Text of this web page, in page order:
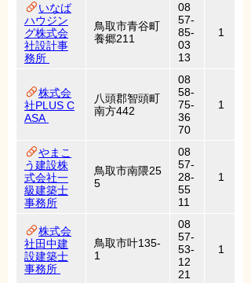
いなば
ハウジン
グ株式会
社設計事
務所
鳥取市青谷町
養郷211
08
57-
85-
03
13
1
株式会
社PLUS C
ASA
八頭郡智頭町
南方442
08
58-
75-
36
70
1
やまこ
う建設株
式会社一
級建築士
事務所
鳥取市南隈25
5
08
57-
28-
55
11
1
株式会
社田中建
設建築士
事務所
鳥取市叶135-
1
08
57-
53-
12
21
1